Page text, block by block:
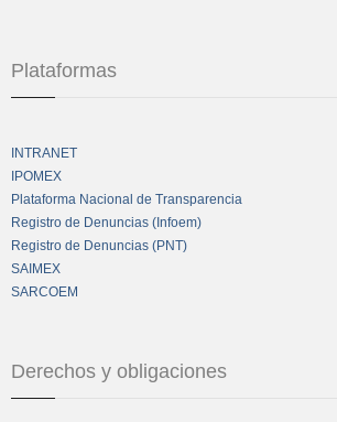
Plataformas
INTRANET
IPOMEX
Plataforma Nacional de Transparencia
Registro de Denuncias (Infoem)
Registro de Denuncias (PNT)
SAIMEX
SARCOEM
Derechos y obligaciones